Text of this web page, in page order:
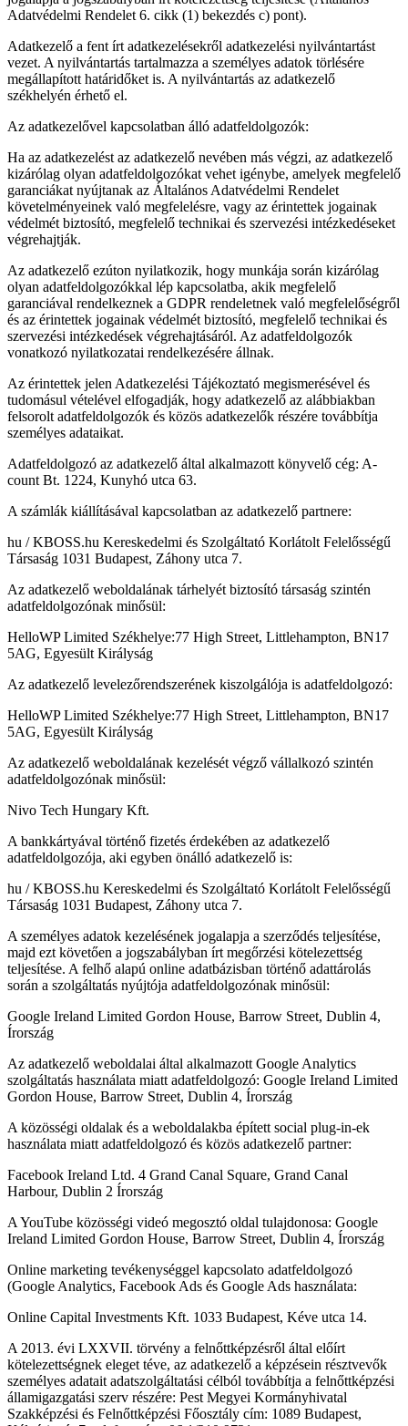
Adatvédelmi Rendelet 6. cikk (1) bekezdés c) pont).
Adatkezelő a fent írt adatkezelésekről adatkezelési nyilvántartást
vezet. A nyilvántartás tartalmazza a személyes adatok törlésére
megállapított határidőket is. A nyilvántartás az adatkezelő
székhelyén érhető el.
Az adatkezelővel kapcsolatban álló adatfeldolgozók:
Ha az adatkezelést az adatkezelő nevében más végzi, az adatkezelő
kizárólag olyan adatfeldolgozókat vehet igénybe, amelyek megfelelő
garanciákat nyújtanak az Általános Adatvédelmi Rendelet
követelményeinek való megfelelésre, vagy az érintettek jogainak
védelmét biztosító, megfelelő technikai és szervezési intézkedéseket
végrehajtják.
Az adatkezelő ezúton nyilatkozik, hogy munkája során kizárólag
olyan adatfeldolgozókkal lép kapcsolatba, akik megfelelő
garanciával rendelkeznek a GDPR rendeletnek való megfelelőségről
és az érintettek jogainak védelmét biztosító, megfelelő technikai és
szervezési intézkedések végrehajtásáról. Az adatfeldolgozók
vonatkozó nyilatkozatai rendelkezésére állnak.
Az érintettek jelen Adatkezelési Tájékoztató megismerésével és
tudomásul vételével elfogadják, hogy adatkezelő az alábbiakban
felsorolt adatfeldolgozók és közös adatkezelők részére továbbítja
személyes adataikat.
Adatfeldolgozó az adatkezelő által alkalmazott könyvelő cég: A-
count Bt. 1224, Kunyhó utca 63.
A számlák kiállításával kapcsolatban az adatkezelő partnere:
hu / KBOSS.hu Kereskedelmi és Szolgáltató Korlátolt Felelősségű
Társaság 1031 Budapest, Záhony utca 7.
Az adatkezelő weboldalának tárhelyét biztosító társaság szintén
adatfeldolgozónak minősül:
HelloWP Limited Székhelye:77 High Street, Littlehampton, BN17
5AG, Egyesült Királyság
Az adatkezelő levelezőrendszerének kiszolgálója is adatfeldolgozó:
HelloWP Limited Székhelye:77 High Street, Littlehampton, BN17
5AG, Egyesült Királyság
Az adatkezelő weboldalának kezelését végző vállalkozó szintén
adatfeldolgozónak minősül:
Nivo Tech Hungary Kft.
A bankkártyával történő fizetés érdekében az adatkezelő
adatfeldolgozója, aki egyben önálló adatkezelő is:
hu / KBOSS.hu Kereskedelmi és Szolgáltató Korlátolt Felelősségű
Társaság 1031 Budapest, Záhony utca 7.
A személyes adatok kezelésének jogalapja a szerződés teljesítése,
majd ezt követően a jogszabályban írt megőrzési kötelezettség
teljesítése. A felhő alapú online adatbázisban történő adattárolás
során a szolgáltatás nyújtója adatfeldolgozónak minősül:
Google Ireland Limited Gordon House, Barrow Street, Dublin 4,
Írország
Az adatkezelő weboldalai által alkalmazott Google Analytics
szolgáltatás használata miatt adatfeldolgozó: Google Ireland Limited
Gordon House, Barrow Street, Dublin 4, Írország
A közösségi oldalak és a weboldalakba épített social plug-in-ek
használata miatt adatfeldolgozó és közös adatkezelő partner:
Facebook Ireland Ltd. 4 Grand Canal Square, Grand Canal
Harbour, Dublin 2 Írország
A YouTube közösségi videó megosztó oldal tulajdonosa: Google
Ireland Limited Gordon House, Barrow Street, Dublin 4, Írország
Online marketing tevékenységgel kapcsolato adatfeldolgozó
(Google Analytics, Facebook Ads és Google Ads használata:
Online Capital Investments Kft. 1033 Budapest, Kéve utca 14.
A 2013. évi LXXVII. törvény a felnőttképzésről által előírt
kötelezettségnek eleget téve, az adatkezelő a képzésein résztvevők
személyes adatait adatszolgáltatási célból továbbítja a felnőttképzési
államigazgatási szerv részére: Pest Megyei Kormányhivatal
Szakképzési és Felnőttképzési Főosztály cím: 1089 Budapest,